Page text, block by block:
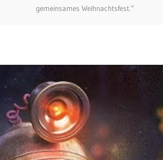
gemeinsames Weihnachtsfest.“